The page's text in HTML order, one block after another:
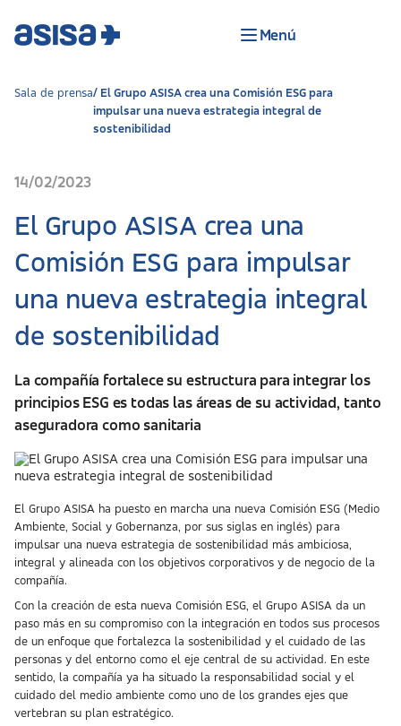
Menú
Sala de prensa
El Grupo ASISA crea una Comisión ESG para
impulsar una nueva estrategia integral de
sostenibilidad
14/02/2023
El Grupo ASISA crea una
Comisión ESG para impulsar
una nueva estrategia integral
de sostenibilidad
La compañía fortalece su estructura para integrar los
principios ESG es todas las áreas de su actividad, tanto
aseguradora como sanitaria
El Grupo ASISA ha puesto en marcha una nueva Comisión ESG (Medio
Ambiente, Social y Gobernanza, por sus siglas en inglés) para
impulsar una nueva estrategia de sostenibilidad más ambiciosa,
integral y alineada con los objetivos corporativos y de negocio de la
compañía.
Con la creación de esta nueva Comisión ESG, el Grupo ASISA da un
paso más en su compromiso con la integración en todos sus procesos
de un enfoque que fortalezca la sostenibilidad y el cuidado de las
personas y del entorno como el eje central de su actividad. En este
sentido, la compañía ya ha situado la responsabilidad social y el
cuidado del medio ambiente como uno de los grandes ejes que
vertebran su plan estratégico.